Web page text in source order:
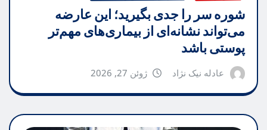
شوره سر را جدی بگیرید؛ این عارضه
می‌تواند نشانه‌ای از بیماری‌های مهم‌تر
پوستی باشد
عادله نیک نژاد ژوئن 27, 2026